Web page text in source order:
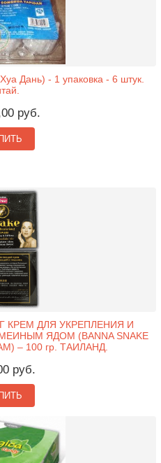
Дань) - 1 упаковка - 6 штук.
руб.
ДЛЯ УКРЕПЛЕНИЯ И
ЯДОМ (BANNA SNAKE
– 100 гр. ТАИЛАНД.
руб.